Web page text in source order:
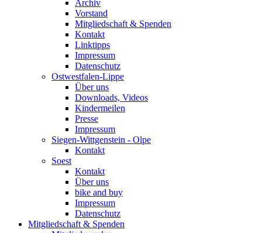
Archiv
Vorstand
Mitgliedschaft & Spenden
Kontakt
Linktipps
Impressum
Datenschutz
Ostwestfalen-Lippe
Über uns
Downloads, Videos
Kindermeilen
Presse
Impressum
Siegen-Wittgenstein - Olpe
Kontakt
Soest
Kontakt
Über uns
bike and buy
Impressum
Datenschutz
Mitgliedschaft & Spenden